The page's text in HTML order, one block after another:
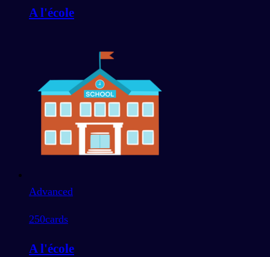
A l'école
Advanced
250cards
A l'école